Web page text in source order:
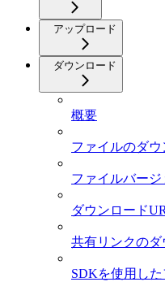
アップロード
ダウンロード
概要
ファイルのダウ
ファイルバー
ダウンロード
共有リンクのダ
SDKを使用し